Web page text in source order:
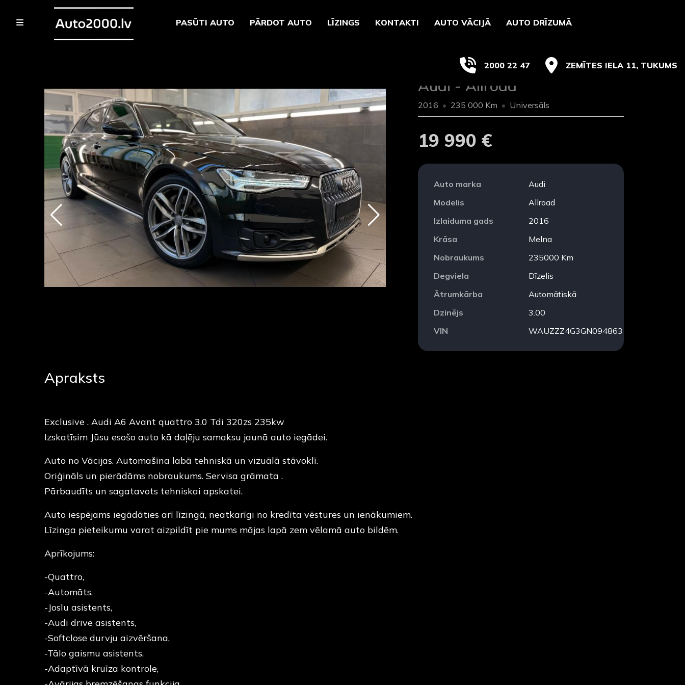
PASŪTI AUTO PĀRDOT AUTO LĪZINGS KONTAKTI AUTO VĀCIJĀ AUTO DRĪZUMĀ
2000 22 47 ZEMĪTES IELA 11, TUKUMS
Audi - Allroad
2016 235 000 Km Universāls
19 990 €
Auto marka
Audi
Modelis
Allroad
Izlaiduma gads
2016
Krāsa
Melna
Nobraukums
235000 Km
Degviela
Dīzelis
Ātrumkārba
Automātiskā
Dzinējs
3.00
VIN
WAUZZZ4G3GN094863
Apraksts
Exclusive . Audi A6 Avant quattro 3.0 Tdi 320zs 235kw
Izskatīsim Jūsu esošo auto kā daļēju samaksu jaunā auto iegādei.
Auto no Vācijas. Automašīna labā tehniskā un vizuālā stāvoklī.
Oriģināls un pierādāms nobraukums. Servisa grāmata .
Pārbaudīts un sagatavots tehniskai apskatei.
Auto iespējams iegādāties arī līzingā, neatkarīgi no kredīta vēstures un ienākumiem.
Līzinga pieteikumu varat aizpildīt pie mums mājas lapā zem vēlamā auto bildēm.
Aprīkojums:
-Quattro,
-Automāts,
-Joslu asistents,
-Audi drive asistents,
-Softclose durvju aizvēršana,
-Tālo gaismu asistents,
-Adaptīvā kruīza kontrole,